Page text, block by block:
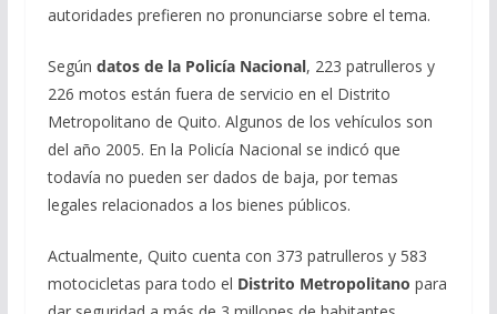
autoridades prefieren no pronunciarse sobre el tema.
Según datos de la Policía Nacional, 223 patrulleros y
226 motos están fuera de servicio en el Distrito
Metropolitano de Quito. Algunos de los vehículos son
del año 2005. En la Policía Nacional se indicó que
todavía no pueden ser dados de baja, por temas
legales relacionados a los bienes públicos.
Actualmente, Quito cuenta con 373 patrulleros y 583
motocicletas para todo el Distrito Metropolitano para